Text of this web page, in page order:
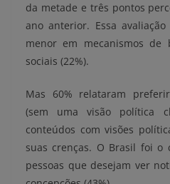
da metade e três pontos
ano anterior. Essa
menor em mecanismos de
sociais (22%).
Mas 60% relataram
(sem uma visão política
conteúdos com visões
suas crenças. O Brasil foi o
pessoas que desejam ver